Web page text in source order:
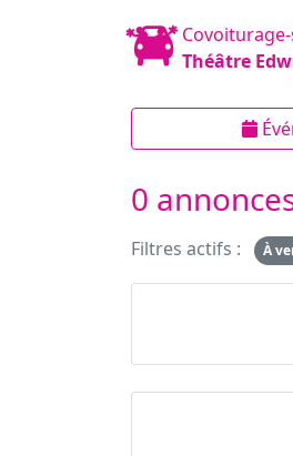
Théâtre
0
Filtres actifs :
À